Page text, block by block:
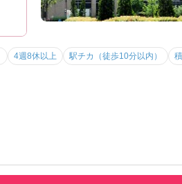
4週8休以上 駅チカ（徒歩10分以内）